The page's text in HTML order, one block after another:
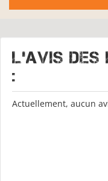
L'avis
:
Actuellement, aucun